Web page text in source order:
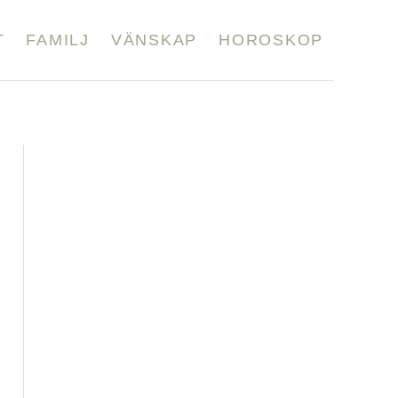
FAMILJ VÄNSKAP HOROSKOP